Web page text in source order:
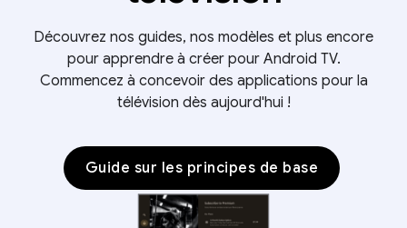
Découvrez nos guides, nos modèles et plus encore
pour apprendre à créer pour Android TV.
Commencez à concevoir des applications pour la
télévision dès aujourd'hui !
Guide sur les principes de base